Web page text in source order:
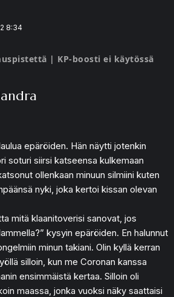
8:34
| KP-boosti ei käytössä
epäröiden. Hän näytti jotenkin
soturi siirsi katseensa kulkemaan
ollenkaan minuun silmiini kuten
nyki, joka kertoi kissan olevan
mitä klaanitoverisi sanovat, jos
kysyin epäröiden. En halunnut
minun takiani. Olin kyllä kerran
silloin, kun me Coronan kanssa
ensimmäistä kertaa. Silloin oli
maassa, jonka vuoksi näky saattaisi